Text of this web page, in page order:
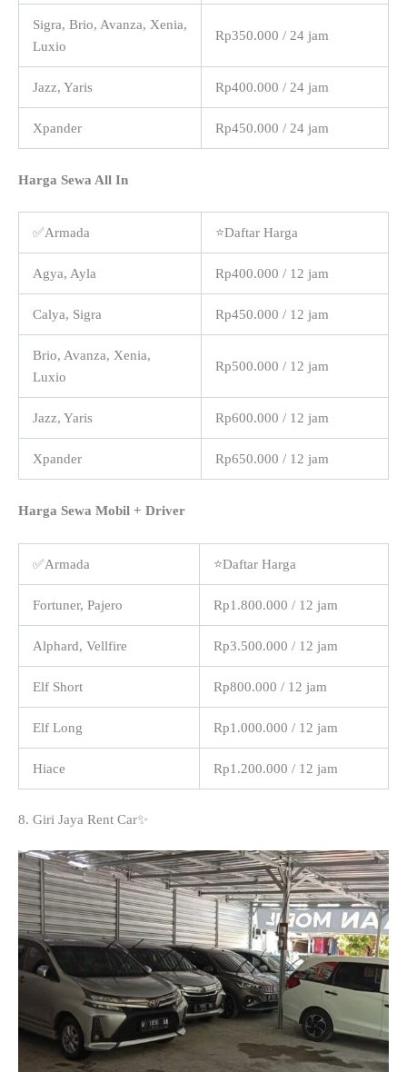
Sigra, Brio, Avanza, Xenia,
Luxio
Rp350.000 / 24 jam
Jazz, Yaris Rp400.000 / 24 jam
Xpander Rp450.000 / 24 jam
Harga Sewa All In
✅Armada ⭐Daftar Harga
Agya, Ayla Rp400.000 / 12 jam
Calya, Sigra Rp450.000 / 12 jam
Brio, Avanza, Xenia,
Luxio
Rp500.000 / 12 jam
Jazz, Yaris Rp600.000 / 12 jam
Xpander Rp650.000 / 12 jam
Harga Sewa Mobil + Driver
✅Armada ⭐Daftar Harga
Fortuner, Pajero Rp1.800.000 / 12 jam
Alphard, Vellfire Rp3.500.000 / 12 jam
Elf Short Rp800.000 / 12 jam
Elf Long Rp1.000.000 / 12 jam
Hiace Rp1.200.000 / 12 jam
8. Giri Jaya Rent Car✨